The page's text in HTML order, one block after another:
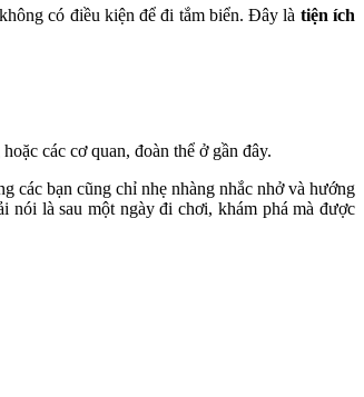
có điều kiện để đi tắm biển. Đây là tiện ích
các cơ quan, đoàn thể ở gần đây.
các bạn cũng chỉ nhẹ nhàng nhắc nhở và hướng
nói là sau một ngày đi chơi, khám phá mà được